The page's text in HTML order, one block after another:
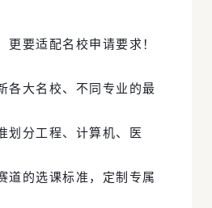
更要适配名校申请要求！
各大名校、不同专业的最
划分工程、计算机、医
道的选课标准，定制专属